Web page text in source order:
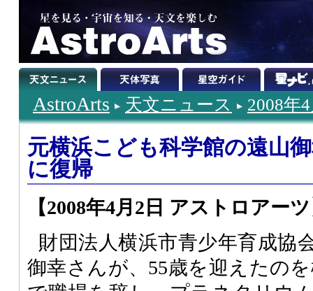
AstroArts 天文ニュース 2008年
元横浜こども科学館の遠山
に復帰
【2008年4月2日 アストロアー
財団法人横浜市青少年育成協
御幸さんが、55歳を迎えたの